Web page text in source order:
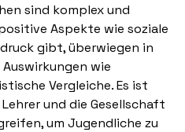
sind komplex und
Aspekte wie soziale
gibt, überwiegen in
wie
Vergleiche. Es ist
und die Gesellschaft
um Jugendliche zu